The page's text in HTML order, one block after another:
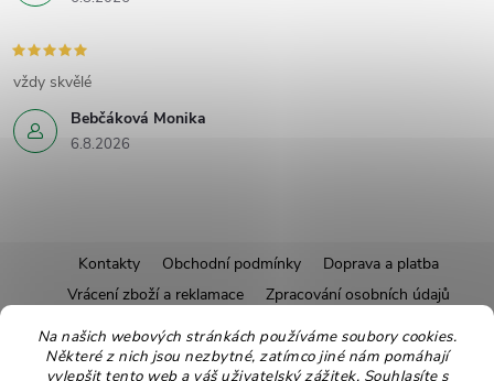
Na našich webových stránkách používáme soubory cookies.
Některé z nich jsou nezbytné, zatímco jiné nám pomáhají
vylepšit tento web a váš uživatelský zážitek. Souhlasíte s
Bebčáková Monika
6.8.2026
vždy skvělé
á
Kontakty Obchodní podmínky
Doprava a platba
Vrácení zboží a reklamace
Zpracování osobních údajů
Pravidla soutěží
Affiliate program
Recepty
Pro nové dodavatele
Ekologické balení Moje objednávka